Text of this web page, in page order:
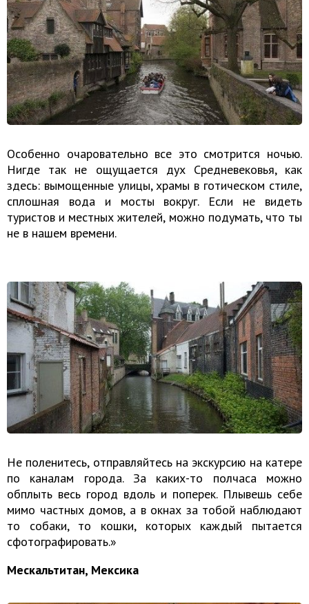
Особенно очаровательно все это смотрится ночью.
Нигде так не ощущается дух Средневековья, как
здесь: вымощенные улицы, храмы в готическом стиле,
сплошная вода и мосты вокруг. Если не видеть
туристов и местных жителей, можно подумать, что ты
не в нашем времени.
Не поленитесь, отправляйтесь на экскурсию на катере
по каналам города. За каких-то полчаса можно
обплыть весь город вдоль и поперек. Плывешь себе
мимо частных домов, а в окнах за тобой наблюдают
то собаки, то кошки, которых каждый пытается
сфотографировать.»
Мескальтитан, Мексика